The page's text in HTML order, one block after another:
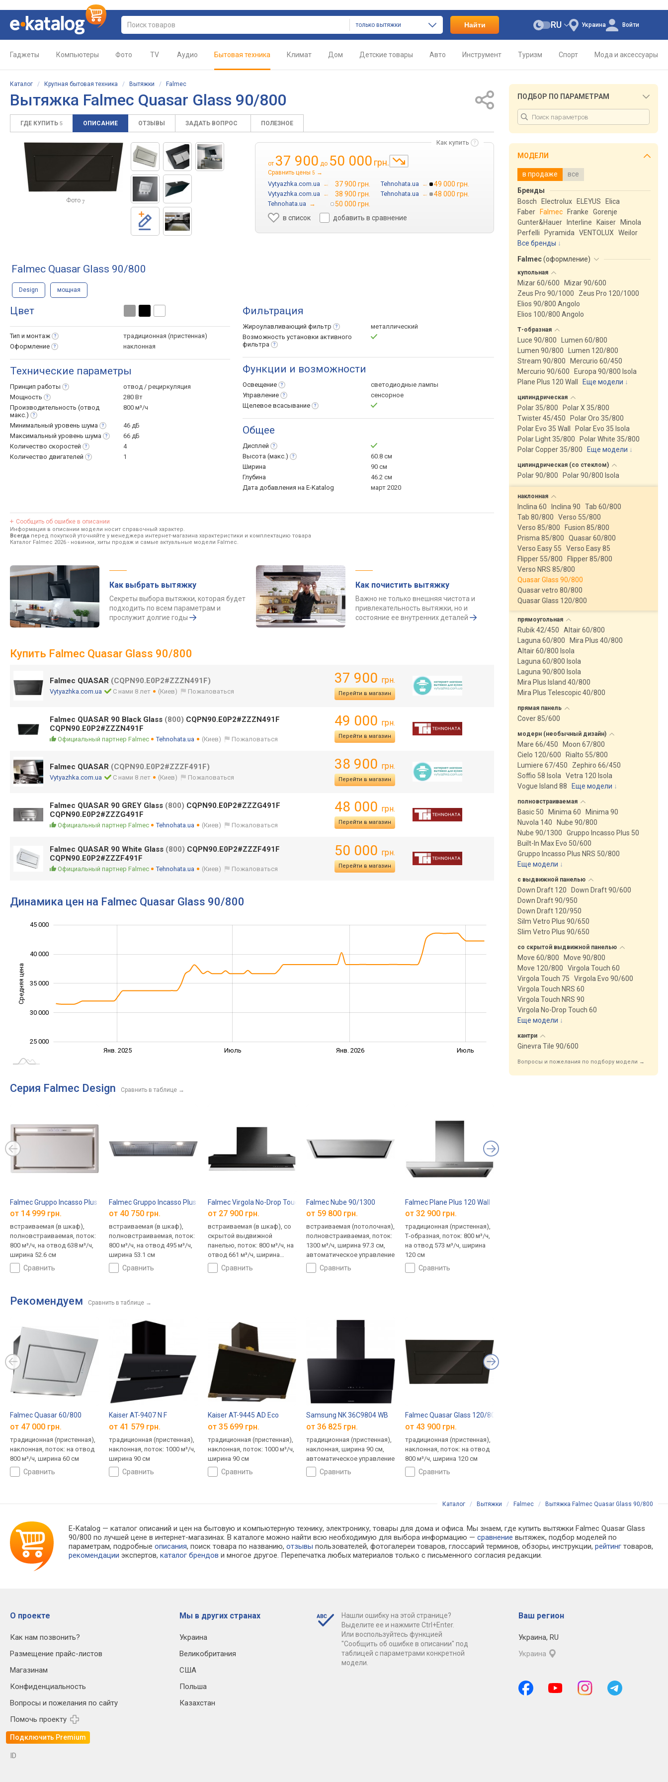
только вытяжки Найти Украина
RU Войти
Гаджеты Компьютеры Фото TV Аудио Бытовая техника Климат Дом Детские товары Авто Инструмент Туризм Спорт Мода и аксессуары
Каталог / Крупная бытовая техника / Вытяжки / Falmec
Вытяжка Falmec Quasar Glass 90/800
ГДЕ КУПИТЬ 5 ОПИСАНИЕ ОТЗЫВЫ ЗАДАТЬ ВОПРОС ПОЛЕЗНОЕ
Фото 7
Как купить
от 37 900 до 50 000 грн.
Сравнить цены 5 →
Vytyazhka.com.ua → 37 900 грн. Tehnohata.ua → 49 000 грн.
Vytyazhka.com.ua → 38 900 грн. Tehnohata.ua → 48 000 грн.
Tehnohata.ua →
50 000 грн.
в список
добавить в сравнение
Falmec Quasar Glass 90/800
Design мощная
Цвет
Тип и монтаж
традиционная (пристенная)
Оформление
наклонная
Технические параметры
Принцип работы
отвод / рециркуляция
Мощность
280 Вт
Производительность (отвод
макс.)
800 м³/ч
Минимальный уровень шума
46 дБ
Максимальный уровень шума
66 дБ
Количество скоростей
4
Количество двигателей 1
Фильтрация
Жироулавливающий фильтр
металлический
Возможность установки активного
фильтра
Функции и возможности
Освещение
светодиодные лампы
Управление
сенсорное
Щелевое всасывание
Общее
Дисплей
Высота (макс.)
60.8 см
Ширина
90 см
Глубина
46.2 см
Дата добавления на E-Katalog
март 2020
Сообщить об ошибке в описании
Информация в описании модели носит справочный характер.
Всегда перед покупкой уточняйте у менеджера интернет-магазина характеристики и комплектацию товара
Каталог Falmec 2026 - новинки, хиты продаж и самые актуальные модели Falmec.
Как выбрать вытяжку
Секреты выбора вытяжки, которая будет
подходить по всем параметрам и
прослужит долгие годы
Как почистить вытяжку
Важно не только внешняя чистота и
привлекательность вытяжки, но и
состояние ее внутренних деталей
Купить Falmec Quasar Glass 90/800
Falmec QUASAR (CQPN90.E0P2#ZZZN491F)
Vytyazhka.com.ua С нами 8 лет (Киев) Пожаловаться
37 900 грн.
Перейти в магазин
Falmec QUASAR 90 Black Glass (800) CQPN90.E0P2#ZZZN491F
CQPN90.E0P2#ZZZN491F
Официальный партнер Falmec Tehnohata.ua (Киев) Пожаловаться
49 000 грн.
Перейти в магазин
Falmec QUASAR (CQPN90.E0P2#ZZZF491F)
Vytyazhka.com.ua С нами 8 лет (Киев) Пожаловаться
38 900 грн.
Перейти в магазин
Falmec QUASAR 90 GREY Glass (800) CQPN90.E0P2#ZZZG491F
CQPN90.E0P2#ZZZG491F
Официальный партнер Falmec Tehnohata.ua (Киев) Пожаловаться
48 000 грн.
Перейти в магазин
Falmec QUASAR 90 White Glass (800) CQPN90.E0P2#ZZZF491F
CQPN90.E0P2#ZZZF491F
Официальный партнер Falmec Tehnohata.ua (Киев) Пожаловаться
50 000 грн.
Перейти в магазин
Динамика цен на Falmec Quasar Glass 90/800
Средняя цена 20 000
25 000
30 000
35 000
40 000
45 000
Янв. 2025 Июль Янв. 2026 Июль
Серия Falmec Design Сравнить в таблице →
Falmec Gruppo Incasso Plus 50
от 14 999 грн.
встраиваемая (в шкаф),
полновстраиваемая, поток:
800 м³/ч, на отвод 638 м³/ч,
ширина 52.6 см
сравнить
Falmec Gruppo Incasso Plus NRS 50/800
от 40 750 грн.
встраиваемая (в шкаф),
полновстраиваемая, поток:
800 м³/ч, на отвод 495 м³/ч,
ширина 53.1 см
сравнить
Falmec Virgola No-Drop Touch 60
от 27 900 грн.
встраиваемая (в шкаф), со
скрытой выдвижной
панелью, поток: 800 м³/ч, на
отвод 661 м³/ч, ширина
55.3 смсравнить
Falmec Nube 90/1300
от 59 800 грн.
встраиваемая (потолочная),
полновстраиваемая, поток:
1300 м³/ч, ширина 97.3 см,
автоматическое управление
сравнить
Falmec Plane Plus 120 Wall
от 32 900 грн.
традиционная (пристенная),
Т-образная, поток: 800 м³/ч,
на отвод 573 м³/ч, ширина
120 см
сравнить
Рекомендуем Сравнить в таблице →
Falmec Quasar 60/800
от 47 000 грн.
традиционная (пристенная),
наклонная, поток: на отвод
800 м³/ч, ширина 60 см
сравнить
Kaiser AT-9407 N F
от 41 579 грн.
традиционная (пристенная),
наклонная, поток: 1000 м³/ч,
ширина 90 см
сравнить
Kaiser AT-9445 AD Eco
от 35 699 грн.
традиционная (пристенная),
наклонная, поток: 1000 м³/ч,
ширина 90 см
сравнить
Samsung NK 36C9804 WB
от 36 825 грн.
традиционная (пристенная),
наклонная, ширина 90 см,
автоматическое управление
сравнить
Falmec Quasar Glass 120/800
от 43 900 грн.
традиционная (пристенная),
наклонная, поток: на отвод
800 м³/ч, ширина 120 см
сравнить
ПОДБОР ПО ПАРАМЕТРАМ
МОДЕЛИ
в продаже все
Бренды
Bosch
Electrolux ELEYUS
Elica
Faber
Falmec Franke
Gorenje
Gunter&Hauer
Interline Kaiser
Minola
Perfelli
Pyramida VENTOLUX
Weilor
Все бренды
Falmec(оформление)
купольная
Mizar 60/600
Mizar 90/600
Zeus Pro 90/1000
Zeus Pro 120/1000
Elios 90/800 Angolo
Elios 100/800 Angolo
Т-образная
Luce 90/800
Lumen 60/800
Lumen 90/800
Lumen 120/800
Stream 90/800
Mercurio 60/450
Mercurio 90/600
Europa 90/800 Isola
Plane Plus 120 Wall
Еще модели ↓
цилиндрическая
Polar 35/800
Polar X 35/800
Twister 45/450
Polar Oro 35/800
Polar Evo 35 Wall
Polar Evo 35 Isola
Polar Light 35/800
Polar White 35/800
Polar Copper 35/800
Еще модели ↓
цилиндрическая (со стеклом)
Polar 90/800 Polar 90/800 Isola
наклонная
Inclina 60 Inclina 90
Tab 60/800
Tab 80/800
Verso 55/800
Verso 85/800
Fusion 85/800
Prisma 85/800
Quasar 60/800
Verso Easy 55
Verso Easy 85
Flipper 55/800
Flipper 85/800
Verso NRS 85/800
Quasar Glass 90/800
Quasar vetro 80/800
Quasar Glass 120/800
прямоугольная
Rubik 42/450
Altair 60/800
Laguna 60/800
Mira Plus 40/800
Altair 60/800 Isola
Laguna 60/800 Isola
Laguna 90/800 Isola
Mira Plus Island 40/800
Mira Plus Telescopic 40/800
прямая панель
Cover 85/600
модерн (необычный дизайн)
Mare 66/450
Moon 67/800
Cielo 120/600
Rialto 55/800
Lumiere 67/450
Zephiro 66/450
Soffio 58 Isola
Vetra 120 Isola
Vogue Island 88
Еще модели ↓
полновстраиваемая
Basic 50 Minima 60
Minima 90
Nuvola 140
Nube 90/800
Nube 90/1300
Gruppo Incasso Plus 50
Built-In Max Evo 50/600
Gruppo Incasso Plus NRS 50/800
Еще модели ↓
с выдвижной панелью
Down Draft 120
Down Draft 90/600
Down Draft 90/950
Down Draft 120/950
Silm Vetro Plus 90/650
Slim Vetro Plus 90/650
со скрытой выдвижной панелью
Move 60/800
Move 90/800
Move 120/800
Virgola Touch 60
Virgola Touch 75
Virgola Evo 90/600
Virgola Touch NRS 60
Virgola Touch NRS 90
Virgola No-Drop Touch 60
Еще модели ↓
кантри
Ginevra Tile 90/600
Вопросы и пожелания по подбору модели →
Каталог / Вытяжки / Falmec / Вытяжка Falmec Quasar Glass 90/800
E-Katalog — каталог описаний и цен на бытовую и компьютерную технику, электронику, товары для дома и офиса. Мы знаем, где купить вытяжки Falmec Quasar Glass
90/800 по лучшей цене в интернет-магазинах. В каталоге можно найти всю необходимую для выбора информацию —сравнение вытяжек, подбор моделей по
параметрам, подробныеописания, поиск товара по названию,отзывы пользователей, фотогалереи товаров, глоссарий терминов, обзоры, инструкции,рейтинг товаров,
рекомендации экспертов,каталог брендов и многое другое. Перепечатка любых материалов только с письменного согласия редакции.
О проекте
Как нам позвонить?
Размещение прайс-листов
Магазинам
Конфиденциальность
Вопросы и пожелания по сайту
Помочь проекту
Подключить Premium
Мы в других странах
Украина
Великобритания
США
Польша
Казахстан
Нашли ошибку на этой странице?
Выделите ее и нажмите Ctrl+Enter.
Или воспользуйтесь функцией
"Сообщить об ошибке в описании" под
таблицей с параметрами конкретной
модели.
Ваш регион
Украина, RU
Украина
ID